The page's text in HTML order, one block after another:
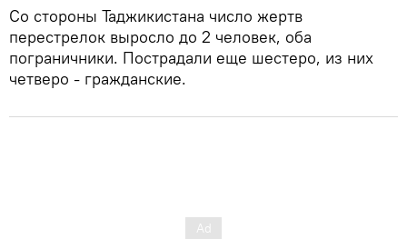
Со стороны Таджикистана число жертв
перестрелок выросло до 2 человек, оба
пограничники. Пострадали еще шестеро, из них
четверо - гражданские.